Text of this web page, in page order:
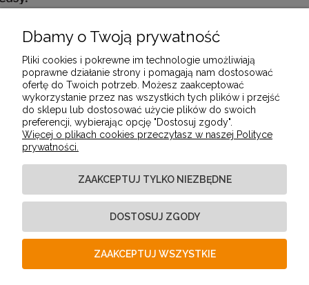
POMOC
MOJE KONTO
PŁATNOŚCI I DOSTAWA
INFORMACJE
O NAS
Dbamy o Twoją prywatność
Pliki cookies i pokrewne im technologie umożliwiają
poprawne działanie strony i pomagają nam dostosować
ofertę do Twoich potrzeb. Możesz zaakceptować
wykorzystanie przez nas wszystkich tych plików i przejść
do sklepu lub dostosować użycie plików do swoich
preferencji, wybierając opcję "Dostosuj zgody".
Więcej o plikach cookies przeczytasz w naszej Polityce
prywatności.
ZAAKCEPTUJ TYLKO NIEZBĘDNE
DOSTOSUJ ZGODY
ZAAKCEPTUJ WSZYSTKIE